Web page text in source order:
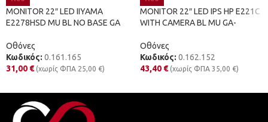
MONITOR 22″ LED IIYAMA
E2278HSD MU BL NO BASE GA
Οθόνες
Κωδικός: 0.161.165
31,00 € (χωρίς ΦΠΑ 25,00 €)
MONITOR 22″ LED IPS HP E221C
WITH CAMERA BL MU GA-
Οθόνες
Κωδικός: 0.162.152
43,40 € (χωρίς ΦΠΑ 35,00 €)